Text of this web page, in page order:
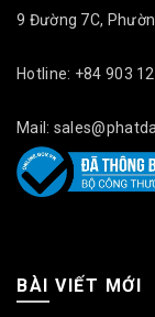
9 Đường 7C,
Hotline: +84 903
Mail:
BÀI VIẾT MỚI